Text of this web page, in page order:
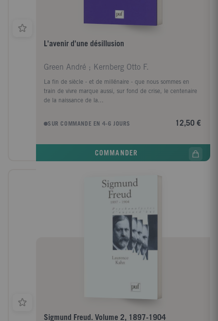
L'avenir d'une désillusion
Green André ; Kernberg Otto F.
La fin de siècle - et de millénaire - que nous sommes en
train de vivre marque aussi, sur fond de crise, le centenaire
de la naissance de la...
SUR COMMANDE EN 4-6 JOURS 12,50 €
COMMANDER
Sigmund Freud. Volume 2, 1897-1904